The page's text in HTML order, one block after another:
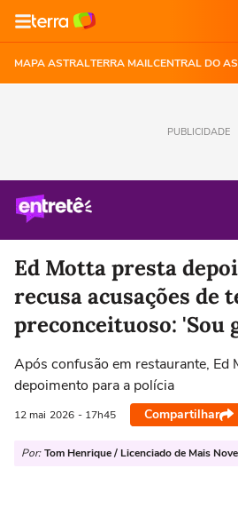
MAPA ASTRALTERRA MAILCENTRAL DO
PUBLICIDADE
Ed Motta presta
recusa acusações de
preconceituoso: 'Sou
Após confusão em restaurante, Ed
depoimento para a polícia
12 mai 2026 - 17h45 Compartilhar
Por: Tom Henrique / Licenciado de Mais